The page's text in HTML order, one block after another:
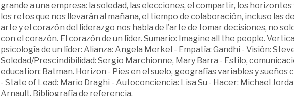
grande a una empresa: la soledad, las elecciones, el compartir, los
los retos que nos llevarán al mañana, el tiempo de colaboración, incluso las
arte y el corazón del liderazgo nos habla de l’arte de tomar decisiones, no
con el corazón. El corazón de un líder. Sumario: Imagine all the people.
psicología de un líder: Alianza: Angela Merkel - Empatía: Gandhi - Visión:
Soledad/Prescindibilidad: Sergio Marchionne, Mary Barra - Estilo,
education: Batman. Horizon - Pies en el suelo, geografías variables y sueños
- State of Lead: Mario Draghi - Autoconciencia: Lisa Su - Hacer: Michael
Arnault. Bibliografía de referencia.